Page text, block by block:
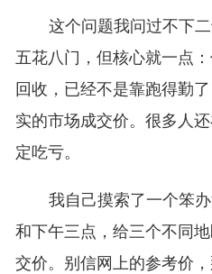
这个问题我问过不下
五花八门，但核心就一点
回收，已经不是靠跑得勤
实的市场成交价。很多人
定吃亏。
我自己摸索了一个笨
和下午三点，给三个不同
交价。别信网上的参考价